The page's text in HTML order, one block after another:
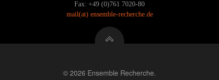
Fax: +49 (0)761 7020-80
mail(at) ensemble-recherche.de
© 2026 Ensemble Recherche.